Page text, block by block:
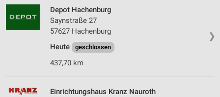
❯
Depot Hachenburg
Saynstraße 27
57627 Hachenburg
Heute
geschlossen
437,70 km
Einrichtungshaus Kranz Nauroth